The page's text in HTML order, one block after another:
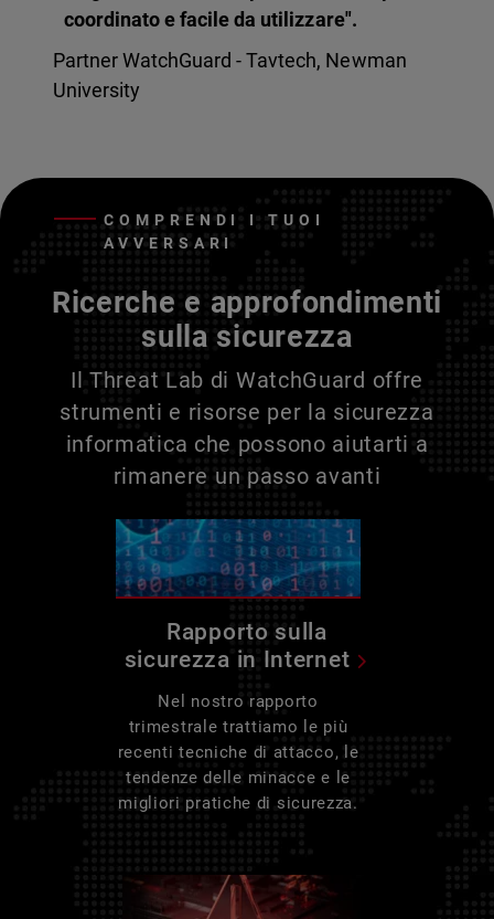
coordinato e facile da utilizzare".
Partner WatchGuard - Tavtech, Newman
University
COMPRENDI I TUOI
AVVERSARI
Ricerche e approfondimenti
sulla sicurezza
Il Threat Lab di WatchGuard offre
strumenti e risorse per la sicurezza
informatica che possono aiutarti a
rimanere un passo avanti
Rapporto sulla
sicurezza in Internet
Nel nostro rapporto
trimestrale trattiamo le più
recenti tecniche di attacco, le
tendenze delle minacce e le
migliori pratiche di sicurezza.